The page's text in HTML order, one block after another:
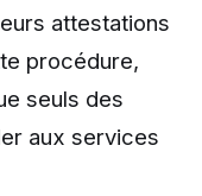
attestations
procédure,
seuls des
aux services